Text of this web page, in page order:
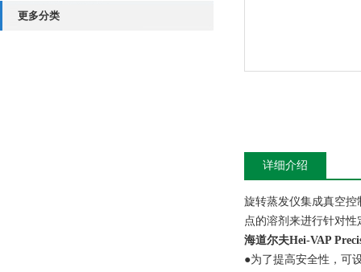
更多分类
详细介绍
旋转蒸发仪集成真空
点的溶剂来进行针对性
海道尔夫Hei-VAP
●为了提高安全性，可